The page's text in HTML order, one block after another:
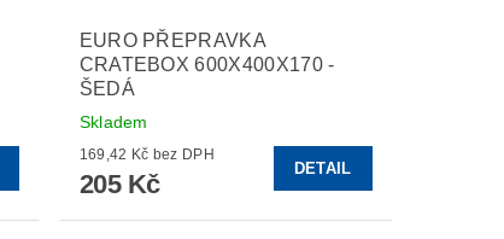
EURO PŘEPRAVKA
CRATEBOX 600X400X170 -
ŠEDÁ
Skladem
169,42 Kč bez DPH
205 Kč
DETAIL